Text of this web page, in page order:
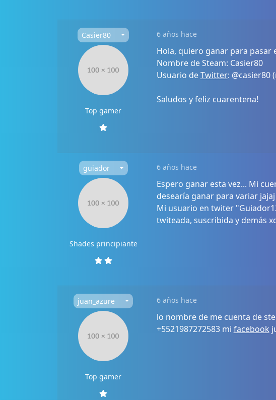
Casier80 6 años hace
Top gamer
Hola, quiero ganar para
Nombre de Steam: Casier80
Usuario deTwitter: @casier80
Saludos y feliz cuarentena!
guiador 6 años hace
Shades principiante
Espero ganar esta vez... Mi
desearía ganar para variar
Mi usuario en twiter
twiteada, suscribida y demás
juan_azure 6 años hace
Top gamer
lo nombre de me cuenta de
+5521987272583 mi facebook